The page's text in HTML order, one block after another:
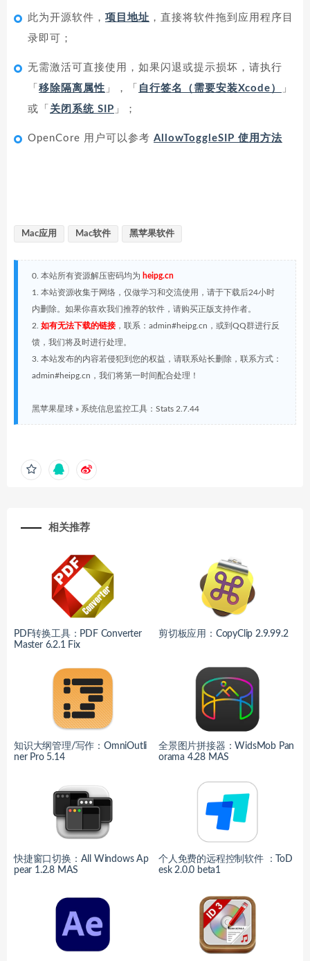
此为开源软件， 项目地址 ，直接将软件拖到应用程序目
录即可；
无需激活可直接使用，如果闪退或提示损坏，请执行
「 移除隔离属性 」，「 自行签名（需要安装Xcode）
」
或「 关闭系统 SIP 」；
OpenCore 用户可以参考 AllowToggleSIP 使用方法
Mac应用 Mac软件 黑苹果软件
0. 本站所有资源解压密码均为 heipg.cn
1. 本站资源收集于网络，仅做学习和交流使用，请于下载后24小时
内删除。如果你喜欢我们推荐的软件，请购买正版支持作者。
2. 如有无法下载的链接，联系：admin#heipg.cn，或到QQ群进行反
馈，我们将及时进行处理。
3. 本站发布的内容若侵犯到您的权益，请联系站长删除，联系方式：
admin#heipg.cn，我们将第一时间配合处理！
黑苹果星球 » 系统信息监控工具：Stats 2.7.44
相关推荐
PDF转换工具：PDF Converter
Master 6.2.1 Fix
剪切板应用：CopyClip 2.9.99.2
知识大纲管理/写作：OmniOutli
ner Pro 5.14
全景图片拼接器：WidsMob Pan
orama 4.28 MAS
快捷窗口切换：All Windows Ap
pear 1.2.8 MAS
个人免费的远程控制软件 ：ToD
esk 2.0.0 beta1